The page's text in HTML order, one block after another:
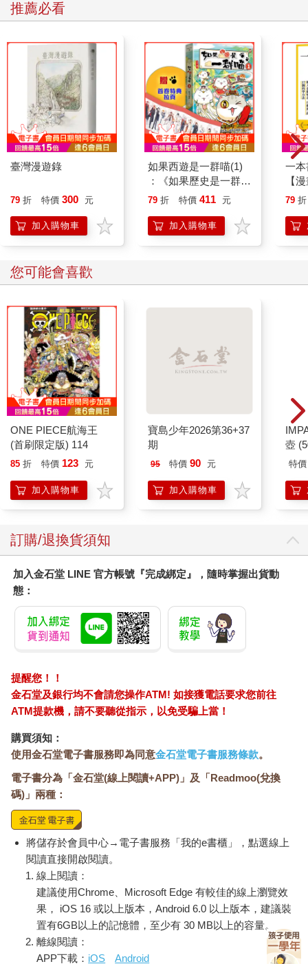
推薦必看
臺灣漫遊錄
79 折 特價 300 元
加入購物車
如果西遊是一群喵(1)
：《如果歷史是一群
喵》作者最新力作，附
79 折 特價 411 元
加入購物車
一
【
行
「
學方
79 折
您可能會喜歡
ONE PIECE航海王
(首刷限定版) 114
85 折 特價 123 元
加入購物車
寶島少年2026第36+37
期
95 特價 90 元
加入購物車
壺
特價
訂購/退換貨須知
加入金石堂 LINE 官方帳號『完成綁定』，隨時掌握出貨動
態：
提醒您！！
金石堂及銀行均不會請您操作ATM! 如接獲電話要求您前往
ATM提款機，請不要聽從指示，以免受騙上當！
購買須知：
使用金石堂電子書服務即為同意金石堂電子書服務條款。
電子書分為「金石堂(線上閱讀+APP)」及「Readmoo(兌換
碼)」兩種：
將儲存於會員中心→電子書服務「我的e書櫃」，點選線上
閱讀直接開啟閱讀。
線上閱讀：
建議使用Chrome、Microsoft Edge 有較佳的線上瀏覽效
果， iOS 16 或以上版本，Android 6.0 以上版本，建議裝
置有6GB以上的記憶體，至少有 30 MB以上的容量。
離線閱讀：
APP下載： iOS
Android